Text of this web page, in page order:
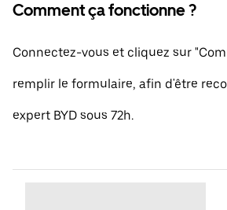
Comment ça fonctionne ?
Connectez-vous et cliquez sur
remplir le formulaire, afin d'être
expert BYD sous 72h.